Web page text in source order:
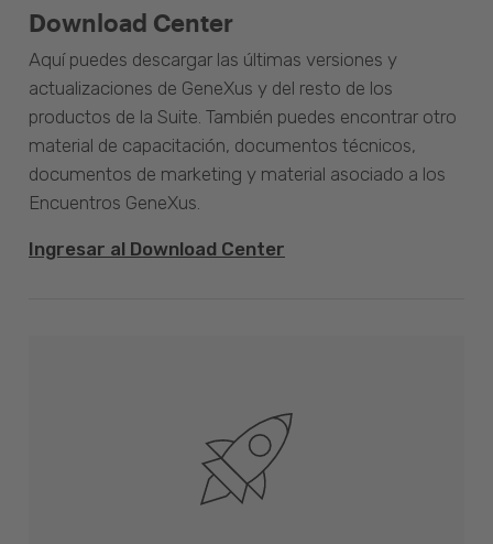
Download Center
Aquí puedes descargar las últimas versiones y
actualizaciones de GeneXus y del resto de los
productos de la Suite. También puedes encontrar otro
material de capacitación, documentos técnicos,
documentos de marketing y material asociado a los
Encuentros GeneXus.
Ingresar al Download Center